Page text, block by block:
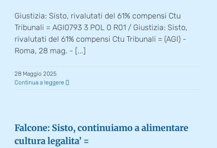
Giustizia: Sisto, rivalutati del 61% compensi Ctu
Tribunali = AGI0793 3 POL 0 R01 / Giustizia: Sisto,
rivalutati del 61% compensi Ctu Tribunali = (AGI) -
Roma, 28 mag. - [...]
28 Maggio 2025
Continua a leggere
Falcone: Sisto, continuiamo a alimentare
cultura legalita’ =